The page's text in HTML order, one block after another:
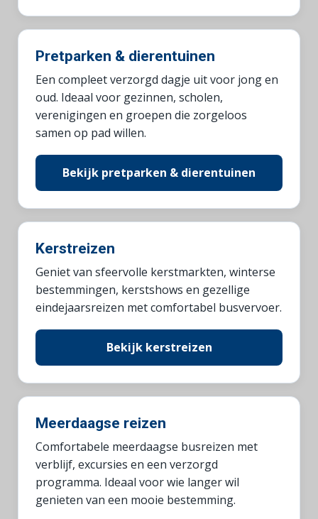
Pretparken & dierentuinen
Een compleet verzorgd dagje uit voor jong en
oud. Ideaal voor gezinnen, scholen,
verenigingen en groepen die zorgeloos
samen op pad willen.
Bekijk pretparken & dierentuinen
Kerstreizen
Geniet van sfeervolle kerstmarkten, winterse
bestemmingen, kerstshows en gezellige
eindejaarsreizen met comfortabel busvervoer.
Bekijk kerstreizen
Meerdaagse reizen
Comfortabele meerdaagse busreizen met
verblijf, excursies en een verzorgd
programma. Ideaal voor wie langer wil
genieten van een mooie bestemming.